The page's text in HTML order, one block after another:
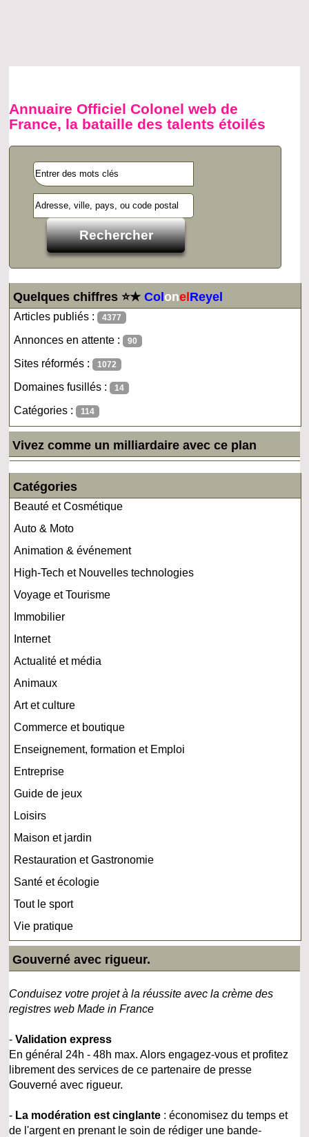
Annuaire Officiel Colonel web de
France, la bataille des talents étoilés
Quelques chiffres ⭐★ColonelReyel
Articles publiés : 4377
Annonces en attente : 90
Sites réformés : 1072
Domaines fusillés : 14
Catégories : 114
Vivez comme un milliardaire avec ce plan
Catégories
Beauté et Cosmétique
Auto & Moto
Animation & événement
High-Tech et Nouvelles technologies
Voyage et Tourisme
Immobilier
Internet
Actualité et média
Animaux
Art et culture
Commerce et boutique
Enseignement, formation et Emploi
Entreprise
Guide de jeux
Loisirs
Maison et jardin
Restauration et Gastronomie
Santé et écologie
Tout le sport
Vie pratique
Gouverné avec rigueur.
Conduisez votre projet à la réussite avec la crème des
registres web Made in France
-Validation express
En général 24h - 48h max. Alors engagez-vous et profitez
librement des services de ce partenaire de presse
Gouverné avec rigueur.
- La modération est cinglante : économisez du temps et
de l'argent en prenant le soin de rédiger une bande-